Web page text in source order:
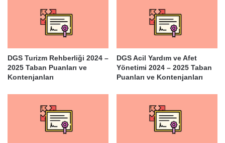
DGS Turizm Rehberliği 2024 –
2025 Taban Puanları ve
Kontenjanları
DGS Acil Yardım ve Afet
Yönetimi 2024 – 2025 Taban
Puanları ve Kontenjanları